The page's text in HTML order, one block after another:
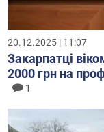
20.12.2025 | 11:07
Закарпатці
2000 грн на
1